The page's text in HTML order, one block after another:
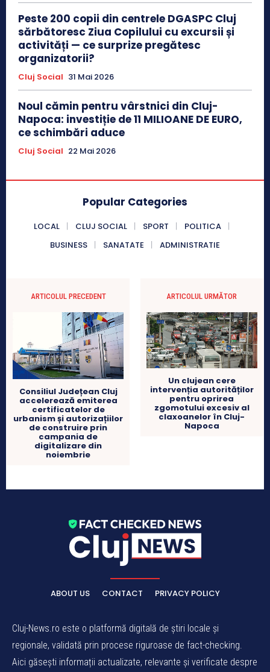
Peste 200 copii din centrele DGASPC Cluj
sărbătoresc Ziua Copilului cu excursii și
activități — ce surprize pregătesc
organizatorii?
Cluj Social 31 Mai 2026
Noul cămin pentru vârstnici din Cluj-
Napoca: investiție de 11 MILIOANE DE EURO,
ce schimbări aduce
Cluj Social 22 Mai 2026
Popular Categories
LOCAL CLUJ SOCIAL SPORT
POLITICA
BUSINESS
SANATATE ADMINISTRATIE
ARTICOLUL PRECEDENT
Consiliul Județean Cluj
accelerează emiterea
certificatelor de
urbanism și autorizațiilor
de construire prin
campania de
digitalizare din
noiembrie
ARTICOLUL URMĂTOR
Un clujean cere
intervenția autorităților
pentru oprirea
zgomotului excesiv al
claxoanelor în Cluj-
Napoca
ABOUT US CONTACT PRIVACY POLICY
Cluj-News.ro este o platformă digitală de știri locale și
regionale, validată prin procese riguroase de fact-checking.
Aici găsești informații actualizate, relevante și verificate despre